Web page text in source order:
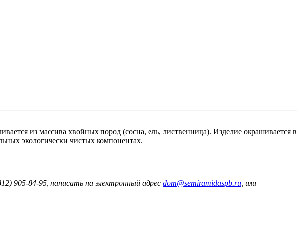
из массива хвойных пород (сосна, ель, лиственница). Изделие окрашивается в
экологически чистых компонентах.
905-84-95 , написать на электронный адрес dom@semiramidaspb.ru , или